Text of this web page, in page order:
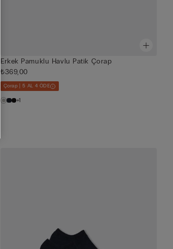
Erkek Pamuklu Havlu Patik Çorap
₺369,00
Çorap | 5 AL 4 ÖDE
+1